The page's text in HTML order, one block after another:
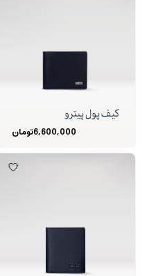
کیف پول پیترو
6,600,000تومان